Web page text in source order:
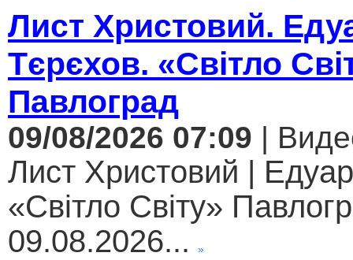
Лист Христовий.
Тєрєхов. «Світло
Павлоград
09/08/2026 07:09 |
Лист Христовий |
«Світло Світу»
09.08.2026...